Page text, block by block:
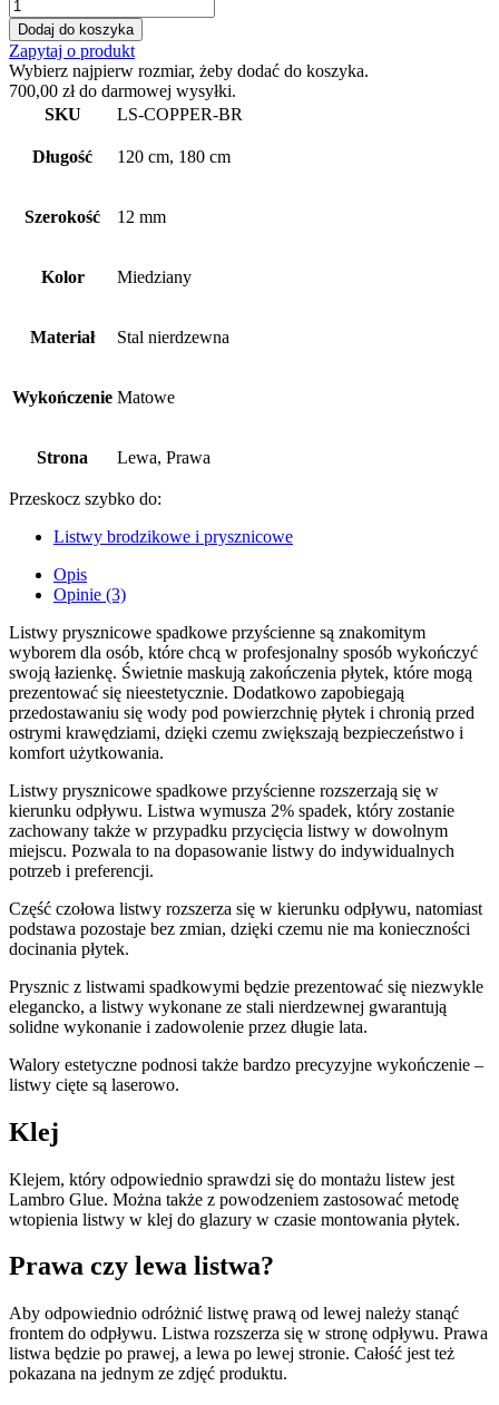
Listwa
prysznicowa
spadkowa
przyścienna
-
Dodaj do koszyka
Zapytaj o produkt
Wybierz najpierw rozmiar, żeby dodać do koszyka.
700,00 złdo darmowej wysyłki.
SKU
LS-COPPER-BR
Długość 120 cm, 180 cm
Szerokość 12 mm
Kolor Miedziany
Materiał Stal nierdzewna
Wykończenie Matowe
Strona Lewa, Prawa
Przeskocz szybko do:
Listwy brodzikowe i prysznicowe
Opis
Opinie (3)
Listwy prysznicowe spadkowe przyścienne są znakomitym
wyborem dla osób, które chcą w profesjonalny sposób wykończyć
swoją łazienkę. Świetnie maskują zakończenia płytek, które mogą
prezentować się nieestetycznie. Dodatkowo zapobiegają
przedostawaniu się wody pod powierzchnię płytek i chronią przed
ostrymi krawędziami, dzięki czemu zwiększają bezpieczeństwo i
komfort użytkowania.
Listwy prysznicowe spadkowe przyścienne rozszerzają się w
kierunku odpływu. Listwa wymusza 2% spadek, który zostanie
zachowany także w przypadku przycięcia listwy w dowolnym
miejscu. Pozwala to na dopasowanie listwy do indywidualnych
potrzeb i preferencji.
Część czołowa listwy rozszerza się w kierunku odpływu, natomiast
podstawa pozostaje bez zmian, dzięki czemu nie ma konieczności
docinania płytek.
Prysznic z listwami spadkowymi będzie prezentować się niezwykle
elegancko, a listwy wykonane ze stali nierdzewnej gwarantują
solidne wykonanie i zadowolenie przez długie lata.
Walory estetyczne podnosi także bardzo precyzyjne wykończenie –
listwy cięte są laserowo.
Klej
Klejem, który odpowiednio sprawdzi się do montażu listew jest
Lambro Glue. Można także z powodzeniem zastosować metodę
wtopienia listwy w klej do glazury w czasie montowania płytek.
Prawa czy lewa listwa?
Aby odpowiednio odróżnić listwę prawą od lewej należy stanąć
frontem do odpływu. Listwa rozszerza się w stronę odpływu. Prawa
listwa będzie po prawej, a lewa po lewej stronie. Całość jest też
pokazana na jednym ze zdjęć produktu.